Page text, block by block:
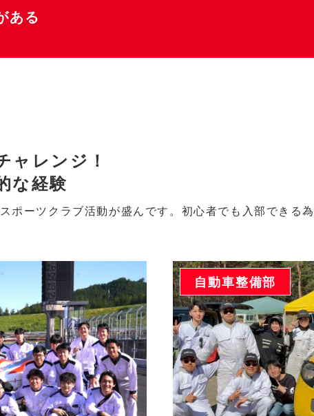
ある
ャレンジ！
な経験
ポーツクラブ活動が盛んです。初心者でも入部できる
自動車整備部